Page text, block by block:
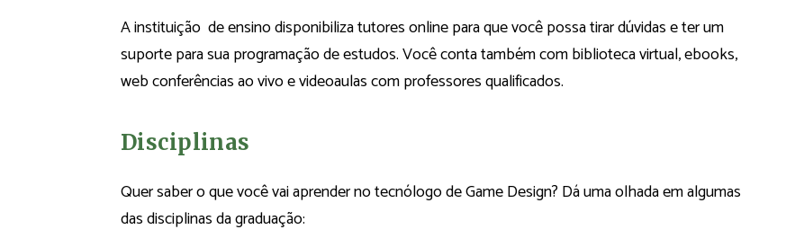
A instituição de ensino disponibiliza tutores online para que você possa tirar dúvidas e ter um
suporte para sua programação de estudos. Você conta também com biblioteca virtual, ebooks,
web conferências ao vivo e videoaulas com professores qualificados.
Disciplinas
Quer saber o que você vai aprender no tecnólogo de Game Design? Dá uma olhada em algumas
das disciplinas da graduação: